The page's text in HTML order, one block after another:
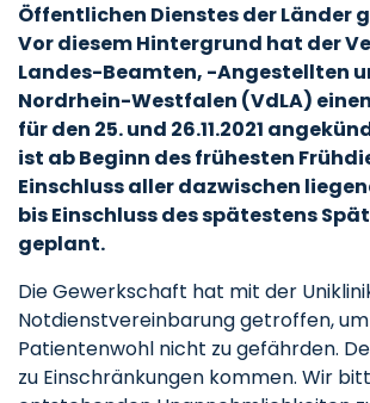
Öffentlichen Dienstes der Länder
Vor diesem Hintergrund hat der
Landes-Beamten, -Angestellten
Nordrhein-Westfalen (VdLA)
für den 25. und 26.11.2021
ist ab Beginn des frühesten
Einschluss aller dazwischen
bis Einschluss des spätestens
geplant.
Die Gewerkschaft hat mit der
Notdienstvereinbarung getroffen,
Patientenwohl nicht zu gefährden.
zu Einschränkungen kommen. Wir